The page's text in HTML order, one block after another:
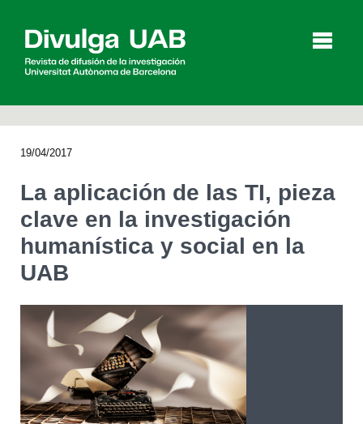
Agenda
English Català
BUSCAR
19/04/2017
La aplicación de las TI, pieza
clave en la investigación
humanística y social en la
UAB